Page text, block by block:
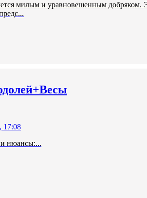
милым и уравновешенным добряком.
17:08
нюансы:...